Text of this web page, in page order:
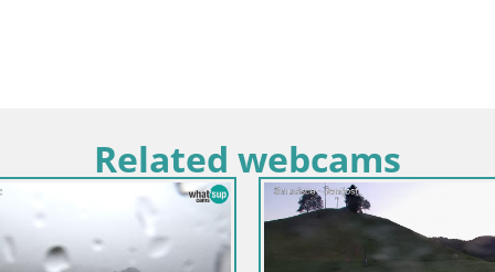
Related webcams